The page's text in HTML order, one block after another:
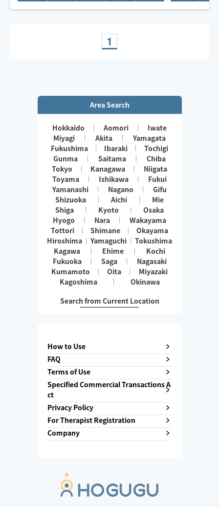
1
Area Search
Hokkaido Aomori
Iwate
Miyagi
Akita
Yamagata
Fukushima
Ibaraki
Tochigi
Gunma
Saitama
Chiba
Tokyo
Kanagawa
Niigata
Toyama
Ishikawa
Fukui
Yamanashi
Nagano
Gifu
Shizuoka
Aichi
Mie
Shiga
Kyoto
Osaka
Hyogo
Nara
Wakayama
Tottori
Shimane
Okayama
Hiroshima
Yamaguchi
Tokushima
Kagawa
Ehime
Kochi
Fukuoka
Saga
Nagasaki
Kumamoto
Oita
Miyazaki
Kagoshima
Okinawa
Search from Current Location
How to Use
FAQ
Terms of Use
Specified Commercial Transactions A
ct
Privacy Policy
For Therapist Registration
Company